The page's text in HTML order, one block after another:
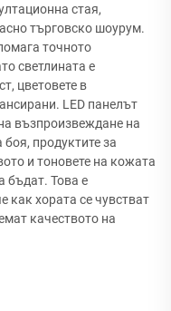
стая,
търговско шоурум.
точното
светлината е
цветовете в
LED панелът
възпроизвеждане на
боя, продуктите за
и тоновете на кожата
бъдат. Това е
как хората се чувстват
качеството на